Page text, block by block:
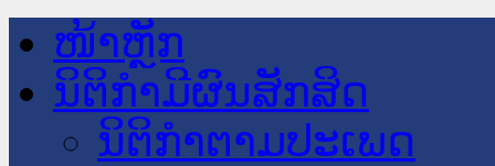
ໜ້າຫຼັກ
ນິຕິກໍາມີຜົນສັກສິດ
ນິຕິກໍາຕາມປະເພດ